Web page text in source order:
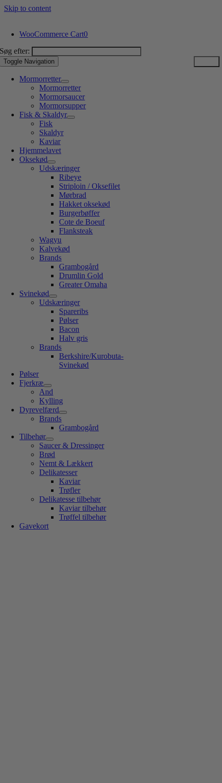
Skip to content
WooCommerce Cart0
Søg efter:
Toggle Navigation
Mormorretter
Mormorretter
Mormorsaucer
Mormorsupper
Fisk & Skaldyr
Fisk
Skaldyr
Kaviar
Hjemmelavet
Oksekød
Udskæringer
Ribeye
Striploin / Oksefilet
Mørbrad
Hakket oksekød
Burgerbøffer
Cote de Boeuf
Flanksteak
Wagyu
Kalvekød
Brands
Grambogård
Drumlin Gold
Greater Omaha
Svinekød
Udskæringer
Spareribs
Pølser
Bacon
Halv gris
Brands
Berkshire/Kurobuta-
Svinekød
Pølser
Fjerkræ
And
Kylling
Dyrevelfærd
Brands
Grambogård
Tilbehør
Saucer & Dressinger
Brød
Nemt & Lækkert
Delikatesser
Kaviar
Trøfler
Delikatesse tilbehør
Kaviar tilbehør
Trøffel tilbehør
Gavekort